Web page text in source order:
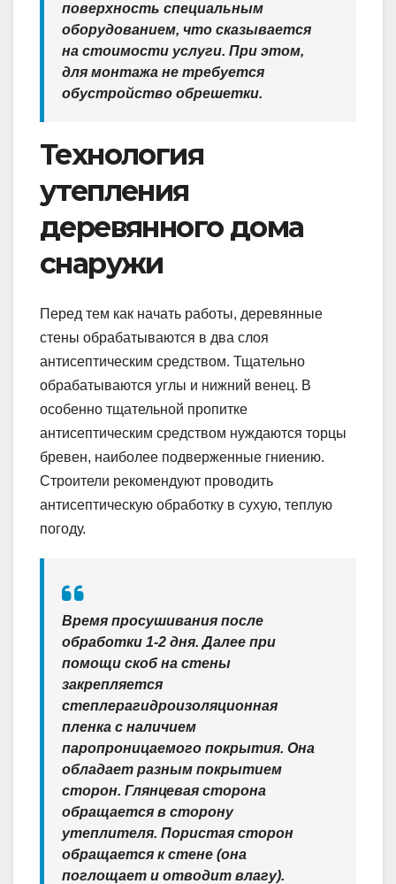
поверхность специальным
оборудованием, что сказывается
на стоимости услуги. При этом,
для монтажа не требуется
обустройство обрешетки.
Технология
утепления
деревянного дома
снаружи
Перед тем как начать работы, деревянные
стены обрабатываются в два слоя
антисептическим средством. Тщательно
обрабатываются углы и нижний венец. В
особенно тщательной пропитке
антисептическим средством нуждаются торцы
бревен, наиболее подверженные гниению.
Строители рекомендуют проводить
антисептическую обработку в сухую, теплую
погоду.
Время просушивания после
обработки 1-2 дня. Далее при
помощи скоб на стены
закрепляется
степлерагидроизоляционная
пленка с наличием
паропроницаемого покрытия. Она
обладает разным покрытием
сторон. Глянцевая сторона
обращается в сторону
утеплителя. Пористая сторон
обращается к стене (она
поглощает и отводит влагу).